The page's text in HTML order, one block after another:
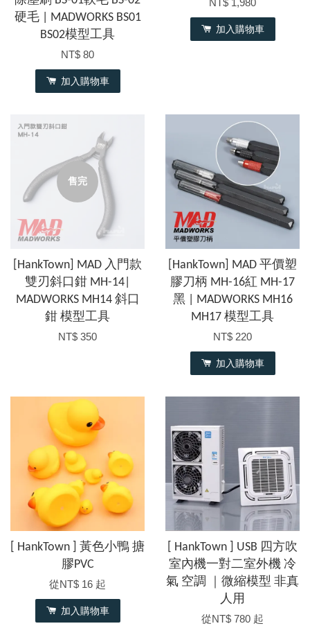
硬毛 | MADWORKS BS01
BS02模型工具
NT$ 80
加入購物車
NT$ 1,980
加入購物車
售完
[HankTown] MAD 入門款
雙刃斜口鉗 MH-14|
MADWORKS MH14 斜口
鉗 模型工具
NT$ 350
[HankTown] MAD 平價塑
膠刀柄 MH-16紅 MH-17
黑 | MADWORKS MH16
MH17 模型工具
NT$ 220
加入購物車
[ HankTown ] 黃色小鴨 搪
膠PVC
從NT$ 16 起
加入購物車
[ HankTown ] USB 四方吹
室內機一對二室外機 冷
氣 空調 ｜微縮模型 非真
人用
從NT$ 780 起